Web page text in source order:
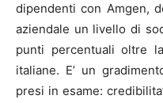
dipendenti con Amgen,
aziendale un livello di
punti percentuali oltre
italiane. E’ un
presi in esame: